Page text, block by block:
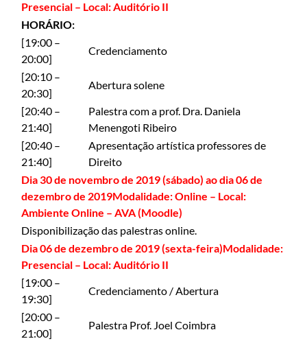
Presencial – Local: Auditório II
HORÁRIO:
[19:00 –
20:00]
Credenciamento
[20:10 –
20:30]
Abertura solene
[20:40 –
21:40]
Palestra com a prof. Dra. Daniela
Menengoti Ribeiro
[20:40 –
21:40]
Apresentação artística professores de
Direito
Dia 30 de novembro de 2019 (sábado) ao dia 06 de
dezembro de 2019Modalidade: Online – Local:
Ambiente Online – AVA (Moodle)
Disponibilização das palestras online.
Dia 06 de dezembro de 2019 (sexta-feira)Modalidade:
Presencial – Local: Auditório II
[19:00 –
19:30]
Credenciamento / Abertura
[20:00 –
21:00]
Palestra Prof. Joel Coimbra